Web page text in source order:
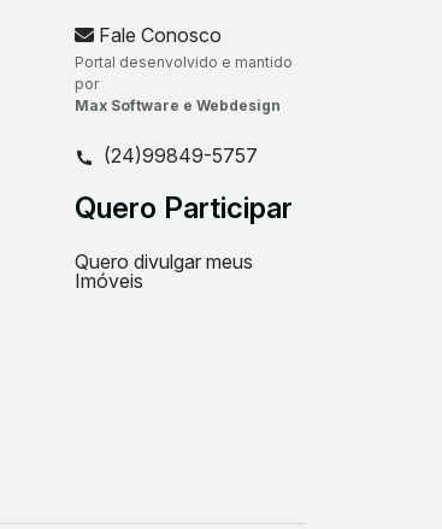
Fale Conosco
Portal desenvolvido e mantido
por
Max Software e Webdesign
(24)99849-5757
Quero Participar
Quero divulgar meus
Imóveis